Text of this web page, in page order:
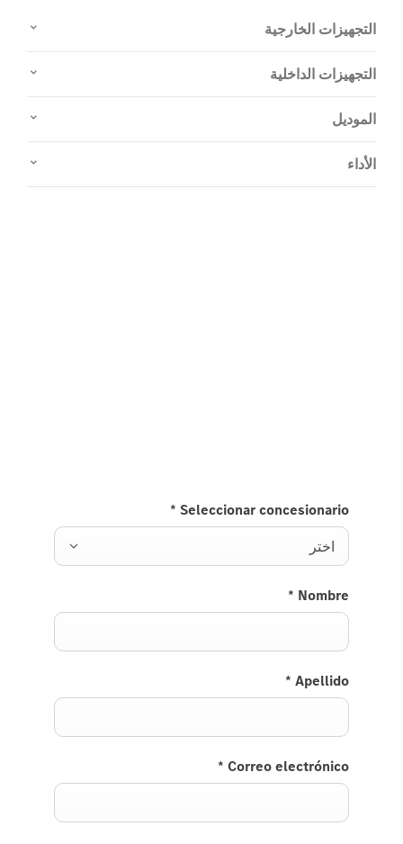
التجهيزات الخارجية
التجهيزات الداخلية
الموديل
الأداء
Seleccionar concesionario
*
اختر
Nombre
*
Apellido
*
Correo electrónico
*